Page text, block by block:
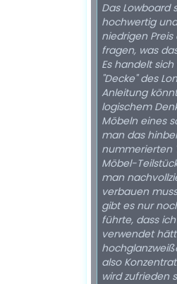
Das Lowboard
hochwertig
niedrigen
fragen, was
Es handelt
"Decke" des
Anleitung
logischem
Möbeln eines
man das
nummerierten
Möbel-
man
verbauen
gibt es nur
führte, dass
verwendet
also
wird zufrieden